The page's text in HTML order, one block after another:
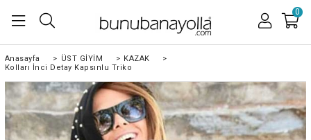
0
Anasayfa > ÜST GİYİM > KAZAK
>
Kolları İnci Detay Kapsınlu Triko